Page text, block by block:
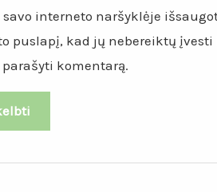
savo interneto naršyklėje
puslapį, kad jų nebereiktų
komentarą.